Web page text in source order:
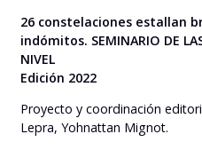
26 constelaciones estallan
indómitos. SEMINARIO DE
NIVEL
Edición 2022
Proyecto y coordinación
Lepra, Yohnattan Mignot.